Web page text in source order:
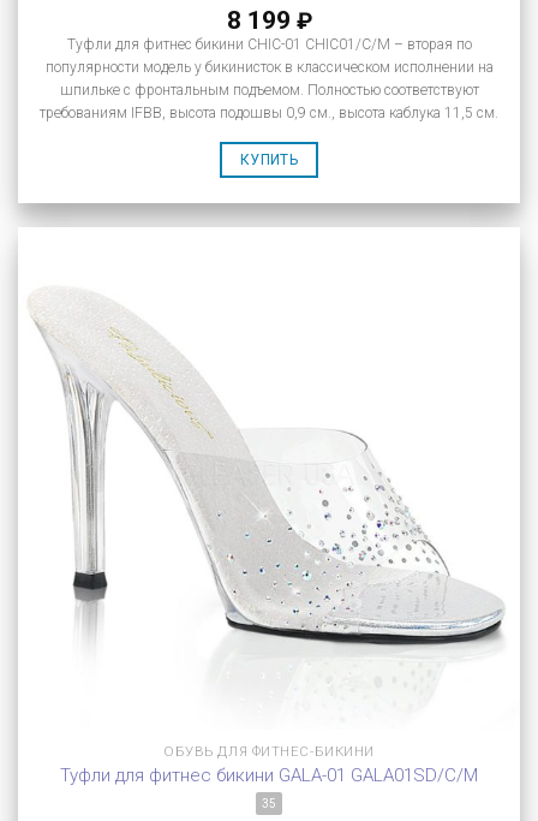
8 199 ₽
Туфли для фитнес бикини CHIC-01 CHIC01/C/M – вторая по
популярности модель у бикинисток в классическом исполнении на
шпильке с фронтальным подъемом. Полностью соответствуют
требованиям IFBB, высота подошвы 0,9 см., высота каблука 11,5 см.
КУПИТЬ
ОБУВЬ ДЛЯ ФИТНЕС-БИКИНИ
Туфли для фитнес бикини GALA-01 GALA01SD/C/M
35